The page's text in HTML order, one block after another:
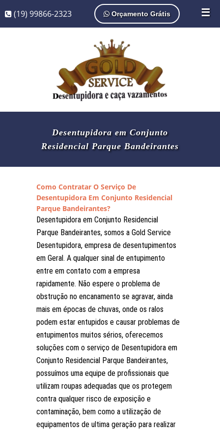
☰
(19) 99866-2323 Orçamento Grátis
Desentupidora em Conjunto
Residencial Parque Bandeirantes
Como Contratar O Serviço De
Desentupidora Em Conjunto Residencial
Parque Bandeirantes?
Desentupidora em Conjunto Residencial
Parque Bandeirantes, somos a Gold Service
Desentupidora, empresa de desentupimentos
em Geral. A qualquer sinal de entupimento
entre em contato com a empresa
rapidamente. Não espere o problema de
obstrução no encanamento se agravar, ainda
mais em épocas de chuvas, onde os ralos
podem estar entupidos e causar problemas de
entupimentos muitos sérios, oferecemos
soluções com o serviço de Desentupidora em
Conjunto Residencial Parque Bandeirantes,
possuímos uma equipe de profissionais que
utilizam roupas adequadas que os protegem
contra qualquer risco de exposição e
contaminação, bem como a utilização de
equipamentos de ultima geração para realizar